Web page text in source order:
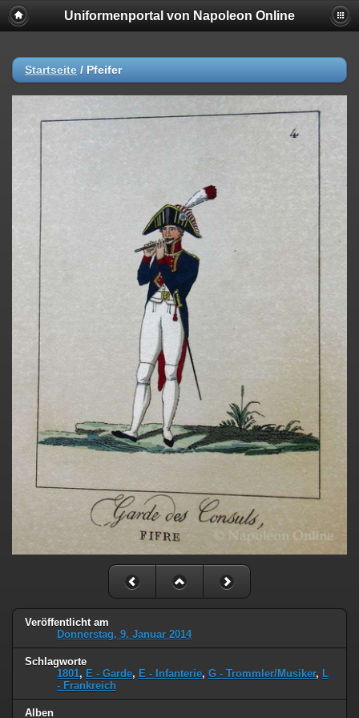
Uniformenportal von Napoleon Online
Startseite / Pfeifer
Veröffentlicht am
Donnerstag, 9. Januar 2014
Schlagworte
1801, E - Garde, E - Infanterie, G - Trommler/Musiker, L
- Frankreich
Alben